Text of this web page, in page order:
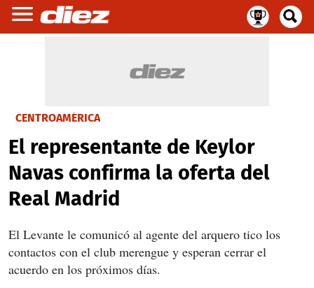
CENTROAMÉRICA
El representante de Keylor
Navas confirma la oferta del
Real Madrid
El Levante le comunicó al agente del arquero tico los
contactos con el club merengue y esperan cerrar el
acuerdo en los próximos días.